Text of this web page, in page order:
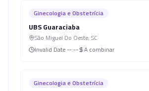
Ginecologia e Obstetrícia
UBS Guaraciaba
São Miguel Do Oeste, SC
Invalid Date --:-- A combinar
Ginecologia e Obstetrícia